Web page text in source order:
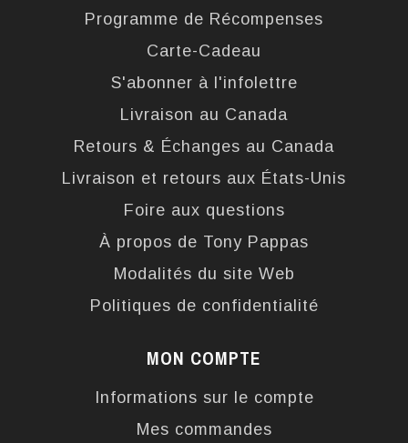
Programme de Récompenses
Carte-Cadeau
S'abonner à l'infolettre
Livraison au Canada
Retours & Échanges au Canada
Livraison et retours aux États-Unis
Foire aux questions
À propos de Tony Pappas
Modalités du site Web
Politiques de confidentialité
MON COMPTE
Informations sur le compte
Mes commandes